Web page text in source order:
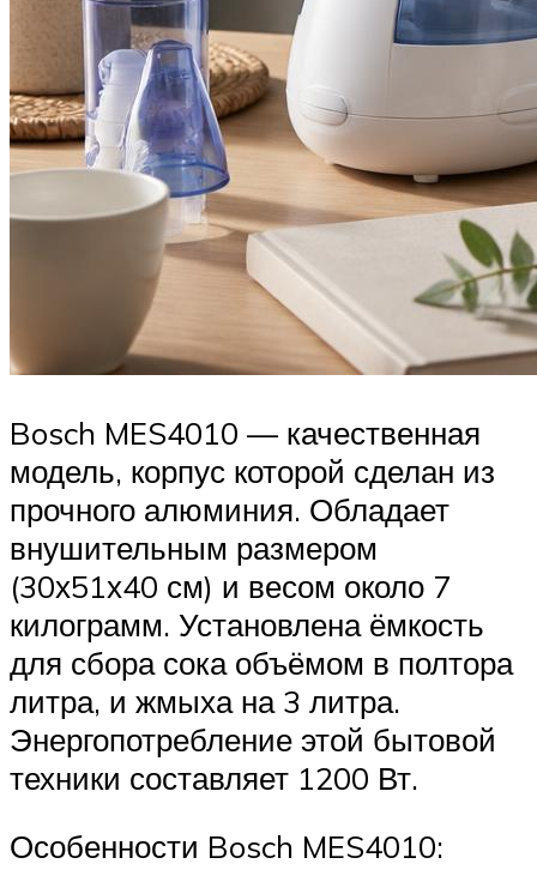
Bosch MES4010 — качественная
модель, корпус которой сделан из
прочного алюминия. Обладает
внушительным размером
(30х51х40 см) и весом около 7
килограмм. Установлена ёмкость
для сбора сока объёмом в полтора
литра, и жмыха на 3 литра.
Энергопотребление этой бытовой
техники составляет 1200 Вт.
Особенности Bosch MES4010: